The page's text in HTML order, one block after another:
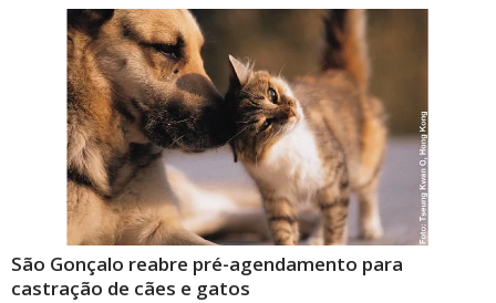
São Gonçalo reabre pré-agendamento para
castração de cães e gatos